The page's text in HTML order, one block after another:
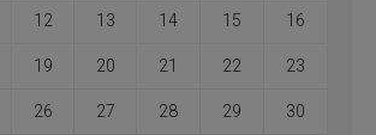
12 13 14 15 16
19 20 21 22 23
26 27 28 29 30